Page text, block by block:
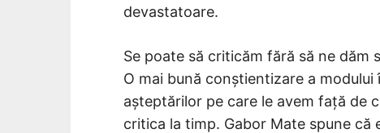
devastatoare.
Se poate să criticăm fără să ne dăm
O mai bună conștientizare a
așteptărilor pe care le avem față de
critica la timp. Gabor Mate spune că